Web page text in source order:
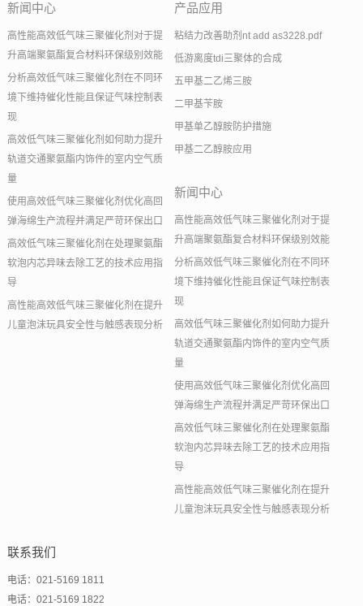
新闻中心
高性能高效低气味三聚催化剂对于提
升高端聚氨酯复合材料环保级别效能
分析高效低气味三聚催化剂在不同环
境下维持催化性能且保证气味控制表
现
高效低气味三聚催化剂如何助力提升
轨道交通聚氨酯内饰件的室内空气质
量
使用高效低气味三聚催化剂优化高回
弹海绵生产流程并满足严苛环保出口
高效低气味三聚催化剂在处理聚氨酯
软泡内芯异味去除工艺的技术应用指
导
高性能高效低气味三聚催化剂在提升
儿童泡沫玩具安全性与触感表现分析
产品应用
粘结力改善助剂nt add as3228.pdf
低游离度tdi三聚体的合成
五甲基二乙烯三胺
二甲基苄胺
甲基单乙醇胺防护措施
甲基二乙醇胺应用
新闻中心
高性能高效低气味三聚催化剂对于提
升高端聚氨酯复合材料环保级别效能
分析高效低气味三聚催化剂在不同环
境下维持催化性能且保证气味控制表
现
高效低气味三聚催化剂如何助力提升
轨道交通聚氨酯内饰件的室内空气质
量
使用高效低气味三聚催化剂优化高回
弹海绵生产流程并满足严苛环保出口
高效低气味三聚催化剂在处理聚氨酯
软泡内芯异味去除工艺的技术应用指
导
高性能高效低气味三聚催化剂在提升
儿童泡沫玩具安全性与触感表现分析
联系我们
电话：021-5169 1811
电话：021-5169 1822